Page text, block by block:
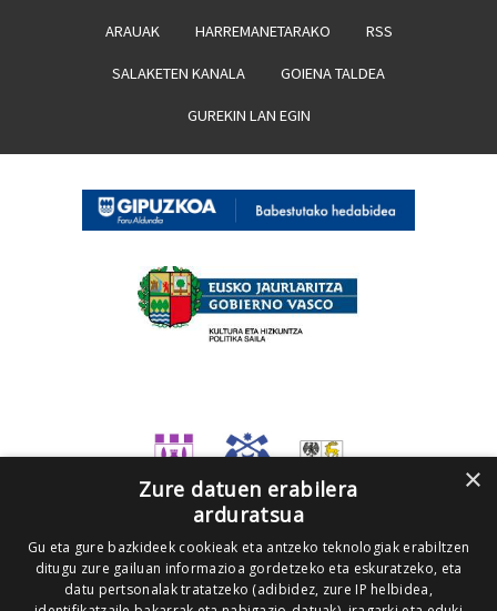
ARAUAK HARREMANETARAKO RSS
SALAKETEN KANALA GOIENA TALDEA
GUREKIN LAN EGIN
×
Zure datuen erabilera
arduratsua
Gu eta gure bazkideek cookieak eta antzeko teknologiak erabiltzen
ditugu zure gailuan informazioa gordetzeko eta eskuratzeko, eta
datu pertsonalak tratatzeko (adibidez, zure IP helbidea,